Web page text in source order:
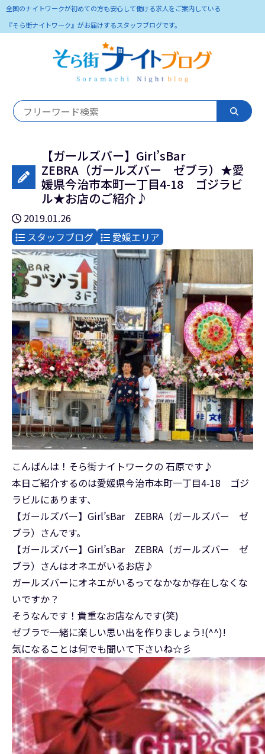
全国のナイトワークが初めての方も安心して働ける求人をご案内している
『そら街ナイトワーク』がお届けするスタッフブログです。
【ガールズバー】Girl’sBar
ZEBRA（ガールズバー ゼブラ）★愛
媛県今治市本町一丁目4-18 ゴジラビ
ル★お店のご紹介♪
2019.01.26
スタッフブログ
愛媛エリア
こんばんは！そら街ナイトワークの 石原です♪
本日ご紹介するのは愛媛県今治市本町一丁目4-18 ゴジ
ラビルにあります、
【ガールズバー】Girl’sBar ZEBRA（ガールズバー ゼ
ブラ）さんです。
【ガールズバー】Girl’sBar ZEBRA（ガールズバー ゼ
ブラ）さんはオネエがいるお店♪
ガールズバーにオネエがいるってなかなか存在しなくな
いですか？
そうなんです！貴重なお店なんです(笑)
ゼブラで一緒に楽しい思い出を作りましょう!(^^)!
気になることは何でも聞いて下さいね☆彡